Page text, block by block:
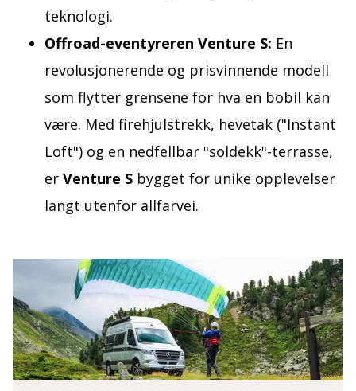
teknologi.
Offroad-eventyreren Venture S: En
revolusjonerende og prisvinnende modell
som flytter grensene for hva en bobil kan
være. Med firehjulstrekk, hevetak ("Instant
Loft") og en nedfellbar "soldekk"-terrasse,
er Venture S bygget for unike opplevelser
langt utenfor allfarvei.